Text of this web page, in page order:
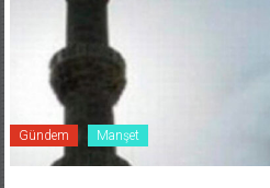
Gündem Manşet